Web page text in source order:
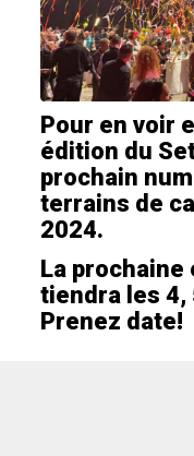
Pour en voir
édition du
prochain
terrains de
2024.
La prochaine
tiendra les 4,
Prenez date!